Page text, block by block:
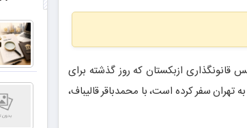
قانونگذاری ازبکستان که روز گذشته برای
سفر کرده است، با محمدباقر قالیباف،